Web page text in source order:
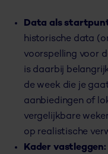
Data als
historische data
voorspelling voor
is daarbij
de week die je
aanbiedingen of
vergelijkbare
op realistische
Kader vastleggen: